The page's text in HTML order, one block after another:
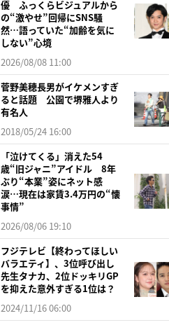
優 ふっくらビジュアルから
の“激やせ”回帰にSNS騒
然…語っていた“加齢を気に
しない”心境
2026/08/08 11:00
菅野美穂長男がイケメンすぎ
ると話題 公園で堺雅人より
有名人
2018/05/24 16:00
「泣けてくる」消えた54
歳“旧ジャニ”アイドル 8年
ぶり“本業”姿にネット感
涙…現在は家賃3.4万円の“懐
事情”
2026/08/06 19:10
フジテレビ【終わってほしい
バラエティ】、3位呼び出し
先生タナカ、2位ドッキリGP
を抑えた意外すぎる1位は？
2024/11/16 06:00